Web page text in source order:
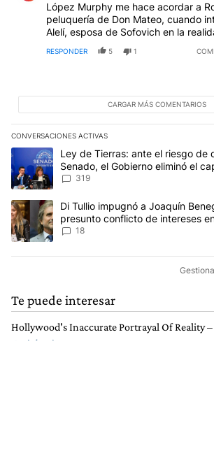
López Murphy me hace acordar a
peluquería de Don Mateo, cuando
Alelí, esposa de Sofovich en la
RESPONDER 5 1
CARGAR MÁS COMENTARIOS
CONVERSACIONES ACTIVAS
Este listado muestra los artículos con más
Un artículo de tendencia con el título "Ley
Ley de Tierras: ante el riesgo de
Senado, el Gobierno eliminó el
del proyecto
319
Un artículo de tendencia con el título "Di
Di Tullio impugnó a Joaquín
presunto conflicto de intereses
Ley de Tierras
18